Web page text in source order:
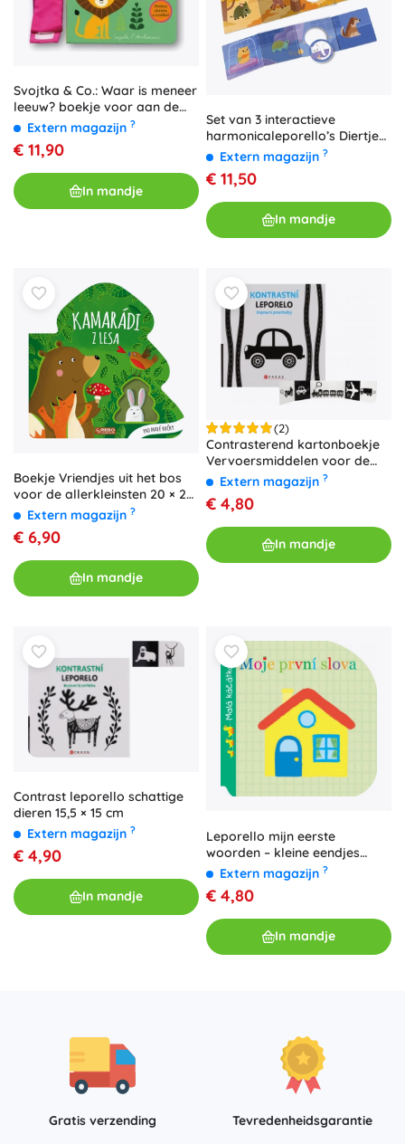
Svojtka & Co.: Waar is meneer
leeuw? boekje voor aan de
kinderwagen
Extern magazijn ?
€ 11,90
In mandje
Set van 3 interactieve
harmonicaleporello’s Diertjes
KukiKuk
Extern magazijn ?
€ 11,50
In mandje
Boekje Vriendjes uit het bos
voor de allerkleinsten 20 × 20
cm (12m+)
Extern magazijn ?
€ 6,90
In mandje
(2)
Contrasterend kartonboekje
Vervoersmiddelen voor de
kleintjes
Extern magazijn ?
€ 4,80
In mandje
Contrast leporello schattige
dieren 15,5 × 15 cm
Extern magazijn ?
€ 4,90
In mandje
Leporello mijn eerste
woorden – kleine eendjes
(Svojtka & Co.)
Extern magazijn ?
€ 4,80
In mandje
Gratis verzending
Tevredenheidsgarantie